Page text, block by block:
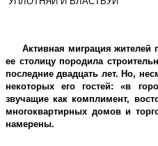
Активная миграция жителей
ее столицу породила
последние двадцать лет. Но,
некоторых его гостей: «в
звучащие как комплимент,
многоквартирных домов и
намерены.